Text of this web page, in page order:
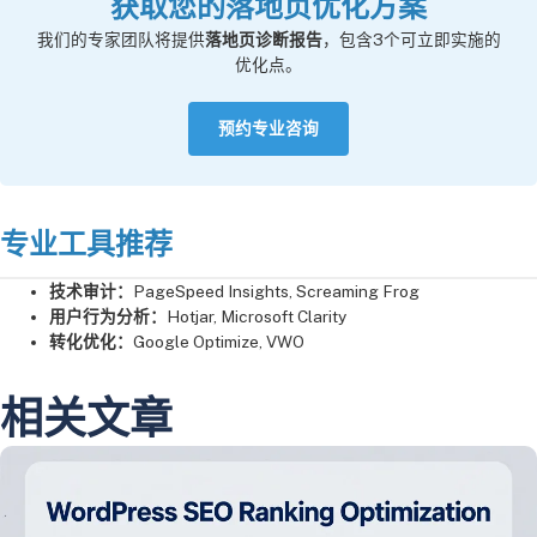
我们的专家团队将提供落地页诊断报告，包含3个可立即实施的
优化点。
预约专业咨询
专业工具推荐
技术审计： PageSpeed Insights, Screaming Frog
用户行为分析： Hotjar, Microsoft Clarity
转化优化：Google Optimize, VWO
相关文章